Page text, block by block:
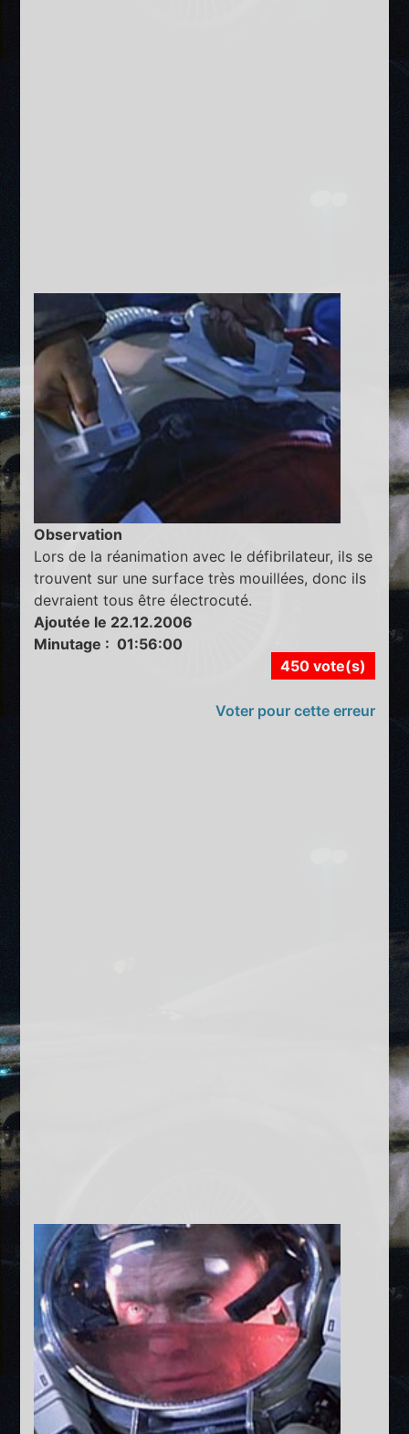
Observation
Lors de la réanimation avec le défibrilateur, ils se
trouvent sur une surface très mouillées, donc ils
devraient tous être électrocuté.
Ajoutée le 22.12.2006
Minutage : 01:56:00
450 vote(s)
Voter pour cette erreur